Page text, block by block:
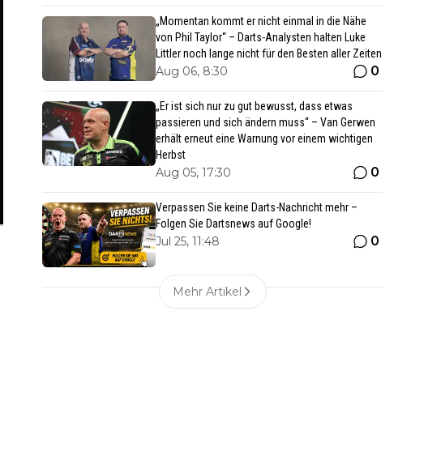
„Momentan kommt er nicht einmal in die Nähe
von Phil Taylor“ – Darts-Analysten halten Luke
Littler noch lange nicht für den Besten aller Zeiten
Aug 06, 8:30 0
„Er ist sich nur zu gut bewusst, dass etwas
passieren und sich ändern muss“ – Van Gerwen
erhält erneut eine Warnung vor einem wichtigen
Herbst
Aug 05, 17:30 0
Verpassen Sie keine Darts-Nachricht mehr –
Folgen Sie Dartsnews auf Google!
Jul 25, 11:48 0
Mehr Artikel